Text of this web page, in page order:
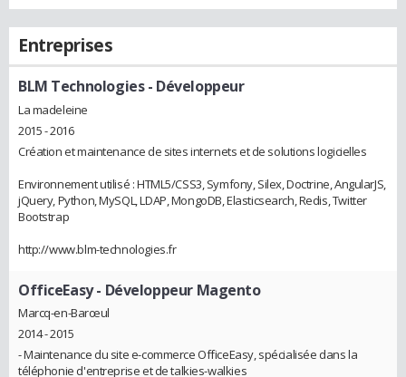
Entreprises
BLM Technologies- Développeur
La madeleine
2015 - 2016
Création et maintenance de sites internets et de solutions logicielles
Environnement utilisé : HTML5/CSS3, Symfony, Silex, Doctrine, AngularJS,
jQuery, Python, MySQL, LDAP, MongoDB, Elasticsearch, Redis, Twitter
Bootstrap
http://www.blm-technologies.fr
OfficeEasy- Développeur Magento
Marcq-en-Barœul
2014 - 2015
- Maintenance du site e-commerce OfficeEasy, spécialisée dans la
téléphonie d'entreprise et de talkies-walkies